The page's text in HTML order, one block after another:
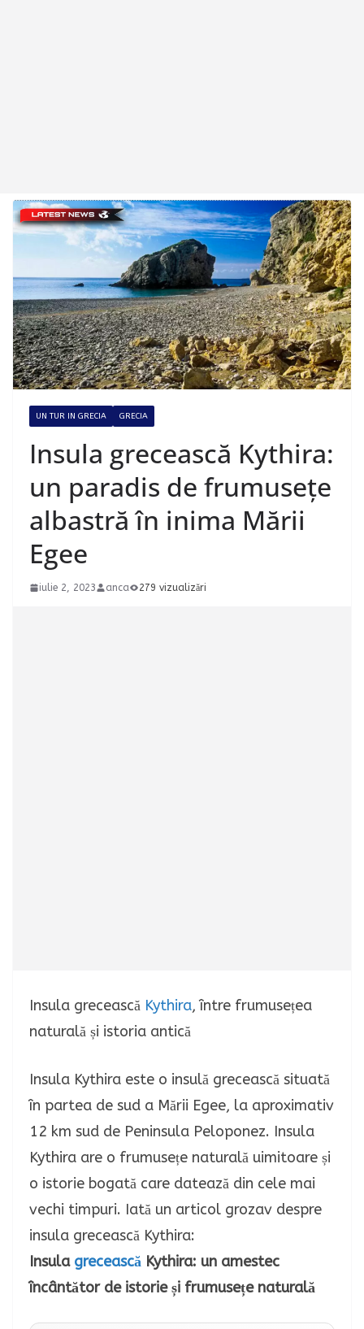
UN TUR IN GRECIA GRECIA
Insula grecească Kythira:
un paradis de frumusețe
albastră în inima Mării
Egee
iulie 2, 2023 anca 279 vizualizări
Insula grecească Kythira, între frumusețea
naturală și istoria antică
Insula Kythira este o insulă grecească situată
în partea de sud a Mării Egee, la aproximativ
12 km sud de Peninsula Peloponez. Insula
Kythira are o frumusețe naturală uimitoare și
o istorie bogată care datează din cele mai
vechi timpuri. Iată un articol grozav despre
insula grecească Kythira:
Insula grecească Kythira: un amestec
încântător de istorie și frumusețe naturală